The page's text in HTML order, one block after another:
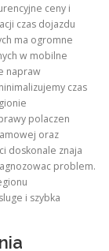
ceny i
czas dojazdu
ma ogromne
w mobilne
napraw
czas
polaczen
oraz
doskonale znaja
problem.
i szybka